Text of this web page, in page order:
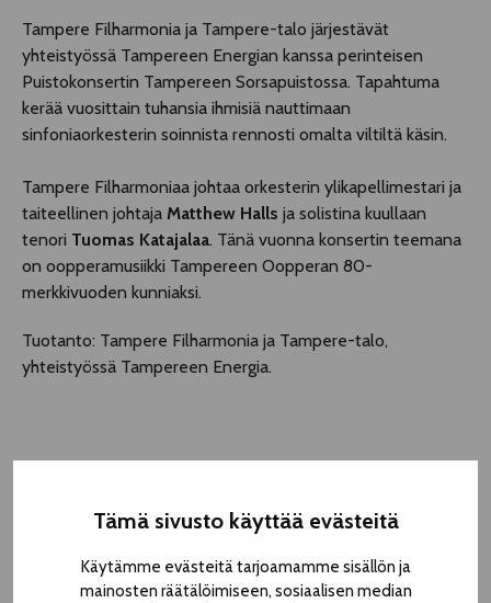
Tämä sivusto käyttää evästeitä
Käytämme evästeitä tarjoamamme sisällön ja
mainosten räätälöimiseen, sosiaalisen median
Tampere Filharmonia ja Tampere-talo järjestävät
yhteistyössä Tampereen Energian kanssa perinteisen
Puistokonsertin Tampereen Sorsapuistossa. Tapahtuma
kerää vuosittain tuhansia ihmisiä nauttimaan
sinfoniaorkesterin soinnista rennosti omalta viltiltä käsin.
Tampere Filharmoniaa johtaa orkesterin ylikapellimestari ja
taiteellinen johtaja Matthew Halls ja solistina kuullaan
tenori Tuomas Katajalaa. Tänä vuonna konsertin teemana
on oopperamusiikki Tampereen Oopperan 80-
merkkivuoden kunniaksi.
Tuotanto: Tampere Filharmonia ja Tampere-talo,
yhteistyössä Tampereen Energia.